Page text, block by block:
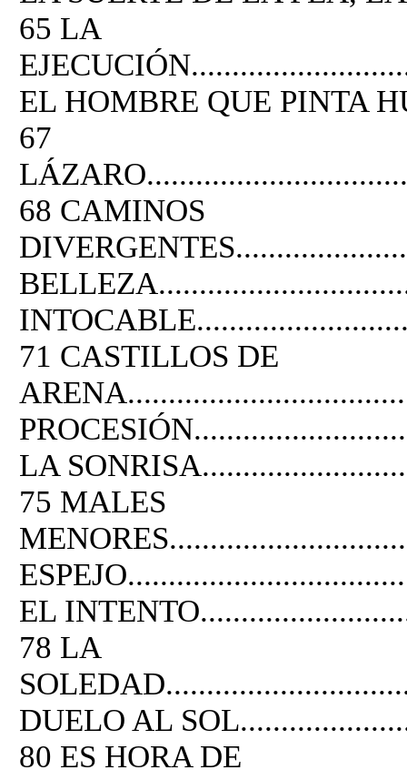
65 LA
EL HOMBRE QUE PINTA
67
68 CAMINOS
71 CASTILLOS DE
LA
75 MALES
EL
78 LA
DUELO AL
80 ES HORA DE